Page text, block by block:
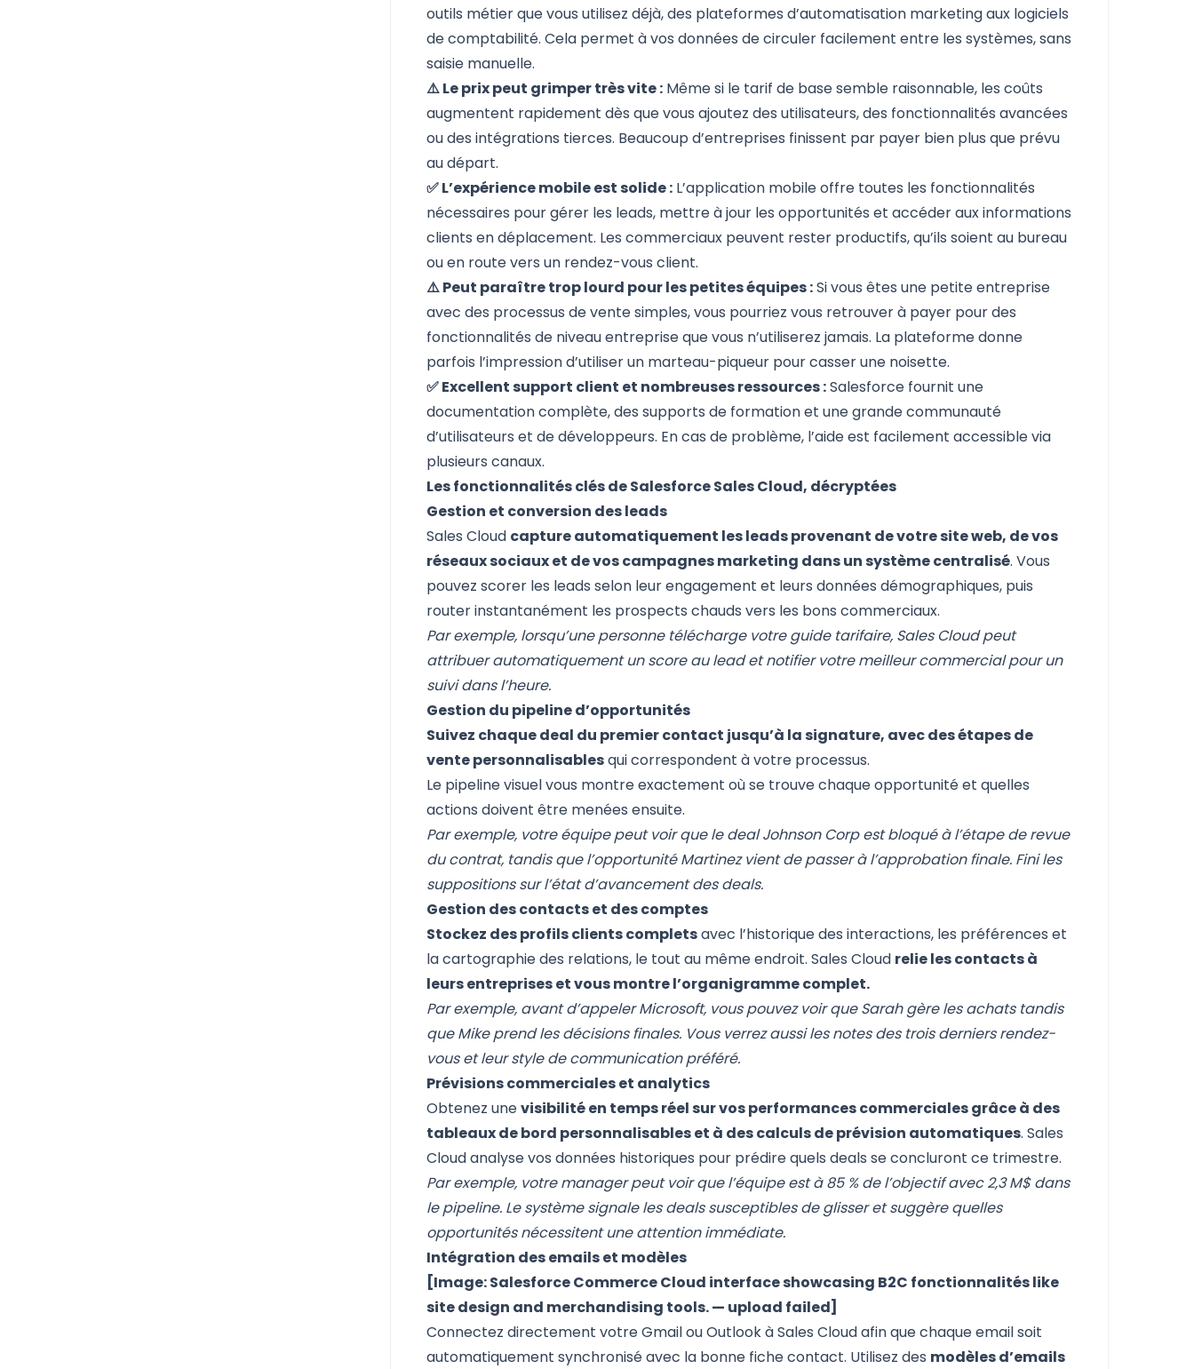
outils métier que vous utilisez déjà, des plateformes d’automatisation marketing aux logiciels
de comptabilité. Cela permet à vos données de circuler facilement entre les systèmes, sans
saisie manuelle.
⚠️ Le prix peut grimper très vite : Même si le tarif de base semble raisonnable, les coûts
augmentent rapidement dès que vous ajoutez des utilisateurs, des fonctionnalités avancées
ou des intégrations tierces. Beaucoup d’entreprises finissent par payer bien plus que prévu
au départ.
✅ L’expérience mobile est solide : L’application mobile offre toutes les fonctionnalités
nécessaires pour gérer les leads, mettre à jour les opportunités et accéder aux informations
clients en déplacement. Les commerciaux peuvent rester productifs, qu’ils soient au bureau
ou en route vers un rendez-vous client.
⚠️ Peut paraître trop lourd pour les petites équipes :Si vous êtes une petite entreprise
avec des processus de vente simples, vous pourriez vous retrouver à payer pour des
fonctionnalités de niveau entreprise que vous n’utiliserez jamais. La plateforme donne
parfois l’impression d’utiliser un marteau-piqueur pour casser une noisette.
✅ Excellent support client et nombreuses ressources :Salesforce fournit une
documentation complète, des supports de formation et une grande communauté
d’utilisateurs et de développeurs. En cas de problème, l’aide est facilement accessible via
plusieurs canaux.
Les fonctionnalités clés de Salesforce Sales Cloud, décryptées
Gestion et conversion des leads
Sales Cloud capture automatiquement les leads provenant de votre site web, de vos
réseaux sociaux et de vos campagnes marketing dans un système centralisé. Vous
pouvez scorer les leads selon leur engagement et leurs données démographiques, puis
router instantanément les prospects chauds vers les bons commerciaux.
Par exemple, lorsqu’une personne télécharge votre guide tarifaire, Sales Cloud peut
attribuer automatiquement un score au lead et notifier votre meilleur commercial pour un
suivi dans l’heure.
Gestion du pipeline d’opportunités
Suivez chaque deal du premier contact jusqu’à la signature, avec des étapes de
vente personnalisablesqui correspondent à votre processus.
Le pipeline visuel vous montre exactement où se trouve chaque opportunité et quelles
actions doivent être menées ensuite.
Par exemple, votre équipe peut voir que le deal Johnson Corp est bloqué à l’étape de revue
du contrat, tandis que l’opportunité Martinez vient de passer à l’approbation finale. Fini les
suppositions sur l’état d’avancement des deals.
Gestion des contacts et des comptes
Stockez des profils clients completsavec l’historique des interactions, les préférences et
la cartographie des relations, le tout au même endroit. Sales Cloud relie les contacts à
leurs entreprises et vous montre l’organigramme complet.
Par exemple, avant d’appeler Microsoft, vous pouvez voir que Sarah gère les achats tandis
que Mike prend les décisions finales. Vous verrez aussi les notes des trois derniers rendez-
vous et leur style de communication préféré.
Prévisions commerciales et analytics
Obtenez unevisibilité en temps réel sur vos performances commerciales grâce à des
tableaux de bord personnalisables et à des calculs de prévision automatiques. Sales
Cloud analyse vos données historiques pour prédire quels deals se concluront ce trimestre.
Par exemple, votre manager peut voir que l’équipe est à 85 % de l’objectif avec 2,3 M$ dans
le pipeline. Le système signale les deals susceptibles de glisser et suggère quelles
opportunités nécessitent une attention immédiate.
Intégration des emails et modèles
[Image: Salesforce Commerce Cloud interface showcasing B2C fonctionnalités like
site design and merchandising tools. — upload failed]
Connectez directement votre Gmail ou Outlook à Sales Cloud afin que chaque email soit
automatiquement synchronisé avec la bonne fiche contact. Utilisez des modèles d’emails